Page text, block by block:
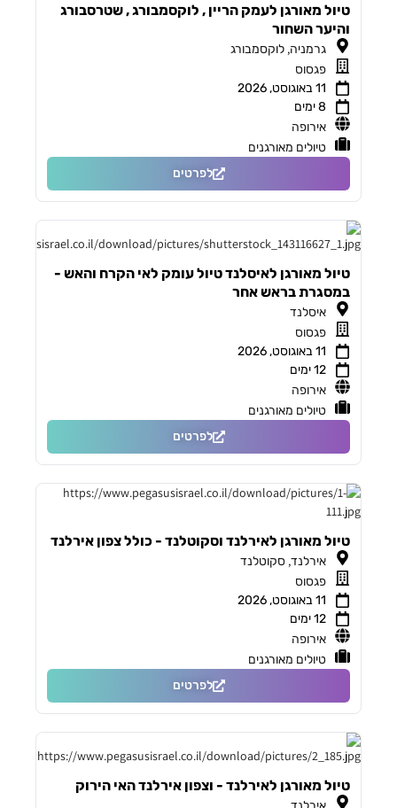
טיול מאורגן לעמק הריין , לוקסמבורג , שטרסבורג
והיער השחור
גרמניה, לוקסמבורג
פגסוס
11 באוגוסט, 2026
8 ימים
אירופה
טיולים מאורגנים
לפרטים
טיול מאורגן לאיסלנד טיול עומק לאי הקרח והאש -
במסגרת בראש אחר
איסלנד
פגסוס
11 באוגוסט, 2026
12 ימים
אירופה
טיולים מאורגנים
לפרטים
טיול מאורגן לאירלנד וסקוטלנד - כולל צפון אירלנד
אירלנד, סקוטלנד
פגסוס
11 באוגוסט, 2026
12 ימים
אירופה
טיולים מאורגנים
לפרטים
טיול מאורגן לאירלנד - וצפון אירלנד האי הירוק